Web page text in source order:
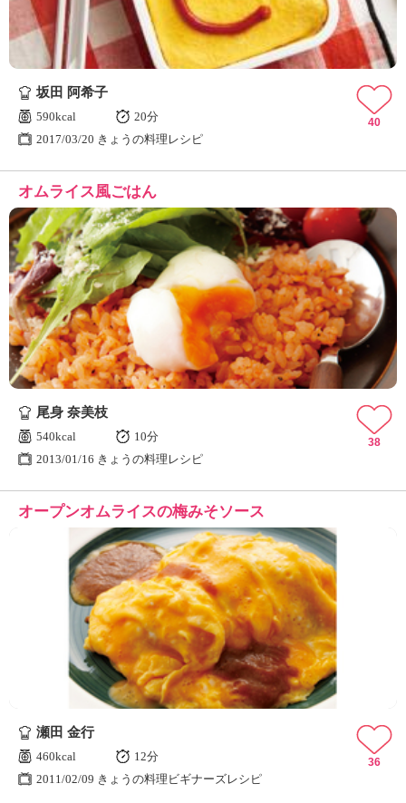
坂田 阿希子
590kcal
20分
2017/03/20 きょうの料理レシピ
40
オムライス風ごはん
尾身 奈美枝
540kcal
10分
2013/01/16 きょうの料理レシピ
38
オープンオムライスの梅みそソース
瀬田 金行
460kcal
12分
2011/02/09 きょうの料理ビギナーズレシピ
36